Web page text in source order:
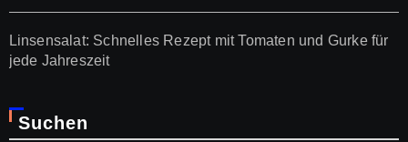
Linsensalat: Schnelles Rezept mit Tomaten und Gurke für
jede Jahreszeit
Suchen